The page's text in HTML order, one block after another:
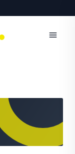
Abrir